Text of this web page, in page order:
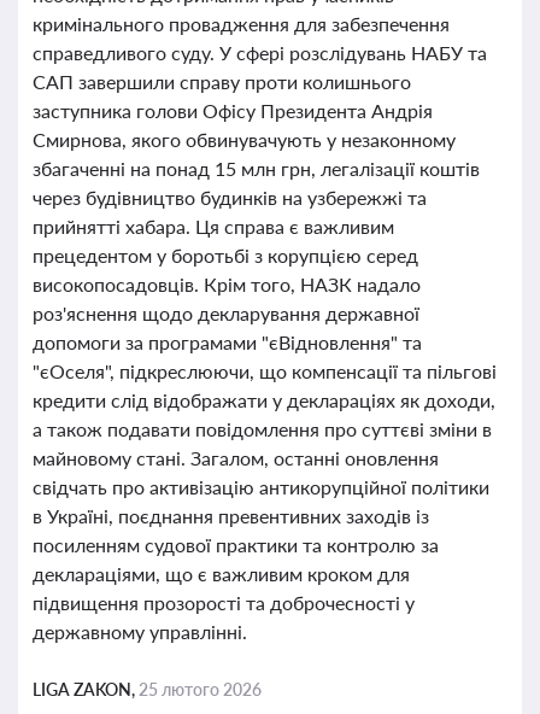
кримінального провадження для забезпечення
справедливого суду. У сфері розслідувань НАБУ та
САП завершили справу проти колишнього
заступника голови Офісу Президента Андрія
Смирнова, якого обвинувачують у незаконному
збагаченні на понад 15 млн грн, легалізації коштів
через будівництво будинків на узбережжі та
прийнятті хабара. Ця справа є важливим
прецедентом у боротьбі з корупцією серед
високопосадовців. Крім того, НАЗК надало
роз'яснення щодо декларування державної
допомоги за програмами "єВідновлення" та
"єОселя", підкреслюючи, що компенсації та пільгові
кредити слід відображати у деклараціях як доходи,
а також подавати повідомлення про суттєві зміни в
майновому стані. Загалом, останні оновлення
свідчать про активізацію антикорупційної політики
в Україні, поєднання превентивних заходів із
посиленням судової практики та контролю за
деклараціями, що є важливим кроком для
підвищення прозорості та доброчесності у
державному управлінні.
LIGA ZAKON, 25 лютого 2026